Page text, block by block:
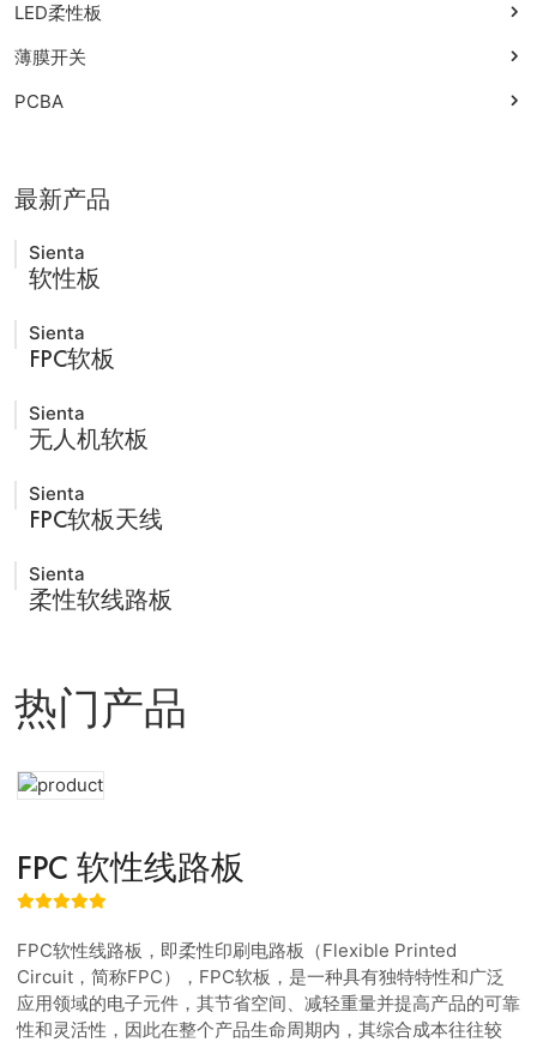
LED柔性板
薄膜开关
PCBA
最新产品
Sienta
软性板
Sienta
FPC软板
Sienta
无人机软板
Sienta
FPC软板天线
Sienta
柔性软线路板
热门产品
FPC 软性线路板
FPC软性线路板，即柔性印刷电路板（Flexible Printed
Circuit，简称FPC），FPC软板，是一种具有独特特性和广泛
应用领域的电子元件，其节省空间、减轻重量并提高产品的可靠
性和灵活性，因此在整个产品生命周期内，其综合成本往往较